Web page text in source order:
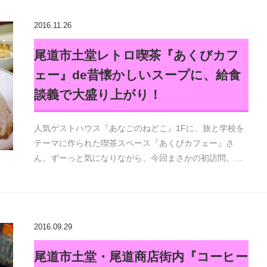
2016.11.26
尾道市土堂レトロ喫茶『あくびカフ
ェー』de昔懐かしいスープに、給食
談義で大盛り上がり！
人気ゲストハウス『あなごのねどこ』1Fに、旅と学校を
テーマに作られた喫茶スペース『あくびカフェー』さ
ん。ずーっと気になりながら、今回まさかの初訪問。…
2016.09.29
尾道市土堂・尾道商店街内『コーヒー